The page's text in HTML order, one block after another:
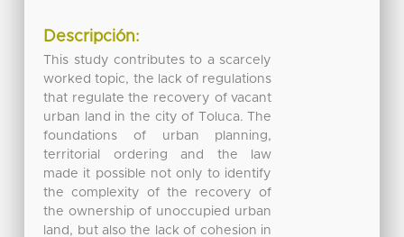
Descripción:
This study contributes to a scarcely
worked topic, the lack of regulations
that regulate the recovery of vacant
urban land in the city of Toluca. The
foundations of urban planning,
territorial ordering and the law
made it possible not only to identify
the complexity of the recovery of
the ownership of unoccupied urban
land, but also the lack of cohesion in